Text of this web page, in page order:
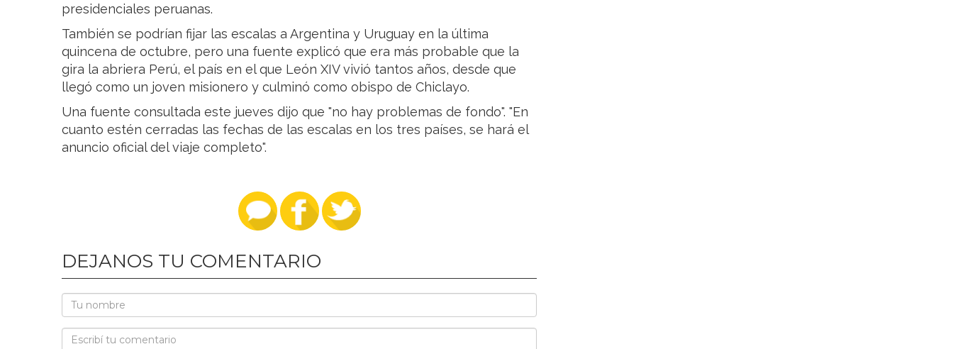
presidenciales peruanas.
También se podrían fijar las escalas a Argentina y Uruguay en la última
quincena de octubre, pero una fuente explicó que era más probable que la
gira la abriera Perú, el país en el que León XIV vivió tantos años, desde que
llegó como un joven misionero y culminó como obispo de Chiclayo.
Una fuente consultada este jueves dijo que "no hay problemas de fondo". "En
cuanto estén cerradas las fechas de las escalas en los tres países, se hará el
anuncio oficial del viaje completo".
DEJANOS TU COMENTARIO